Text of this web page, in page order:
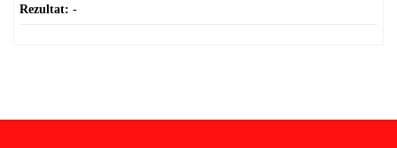
Rezultat: -